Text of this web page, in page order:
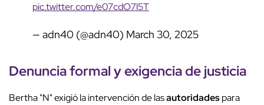
pic.twitter.com/e07cdO7l5T
— adn40 (@adn40) March 30, 2025
Denuncia formal y exigencia de justicia
Bertha "N" exigió la intervención de lasautoridadespara